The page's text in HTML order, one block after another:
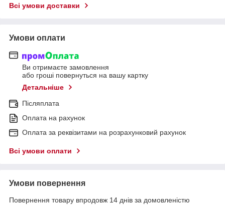
Всі умови доставки
Умови оплати
Ви отримаєте замовлення
або гроші повернуться на вашу картку
Детальніше
Післяплата
Оплата на рахунок
Оплата за реквізитами на розрахунковий рахунок
Всі умови оплати
Умови повернення
Повернення товару впродовж 14 днів за домовленістю